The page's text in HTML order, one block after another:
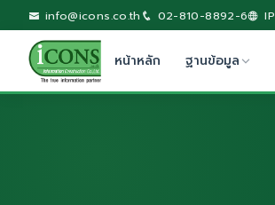
info@icons.co.th 02-810-8892-6
หน้าหลัก ฐานข้อมูล